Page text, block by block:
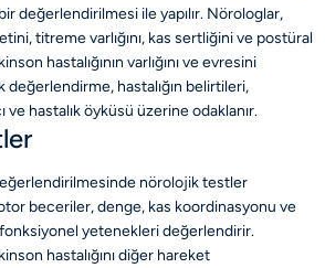
değerlendirilmesi ile yapılır. Nörologlar,
titreme varlığını, kas sertliğini ve postüral
hastalığının varlığını ve evresini
değerlendirme, hastalığın belirtileri,
ve hastalık öyküsü üzerine odaklanır.
nörolojik testler
beceriler, denge, kas koordinasyonu ve
yetenekleri değerlendirir.
hastalığını diğer hareket